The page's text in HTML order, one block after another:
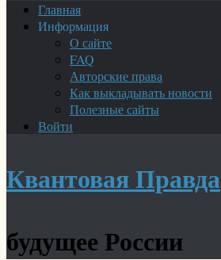
Главная
Информация
О сайте
FAQ
Авторские права
Как выкладывать новости
Полезные сайты
Войти
Квантовая Правда
будущее России